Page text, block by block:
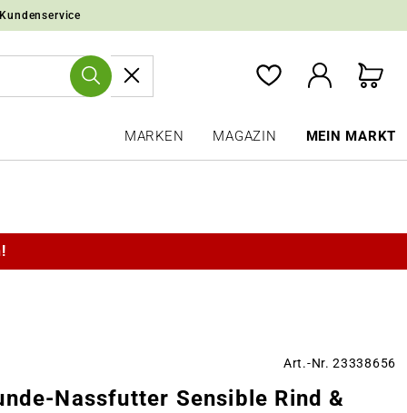
MARKEN MAGAZIN MEIN MARKT
Art.-Nr. 23338656
Nassfutter Sensible Rind &